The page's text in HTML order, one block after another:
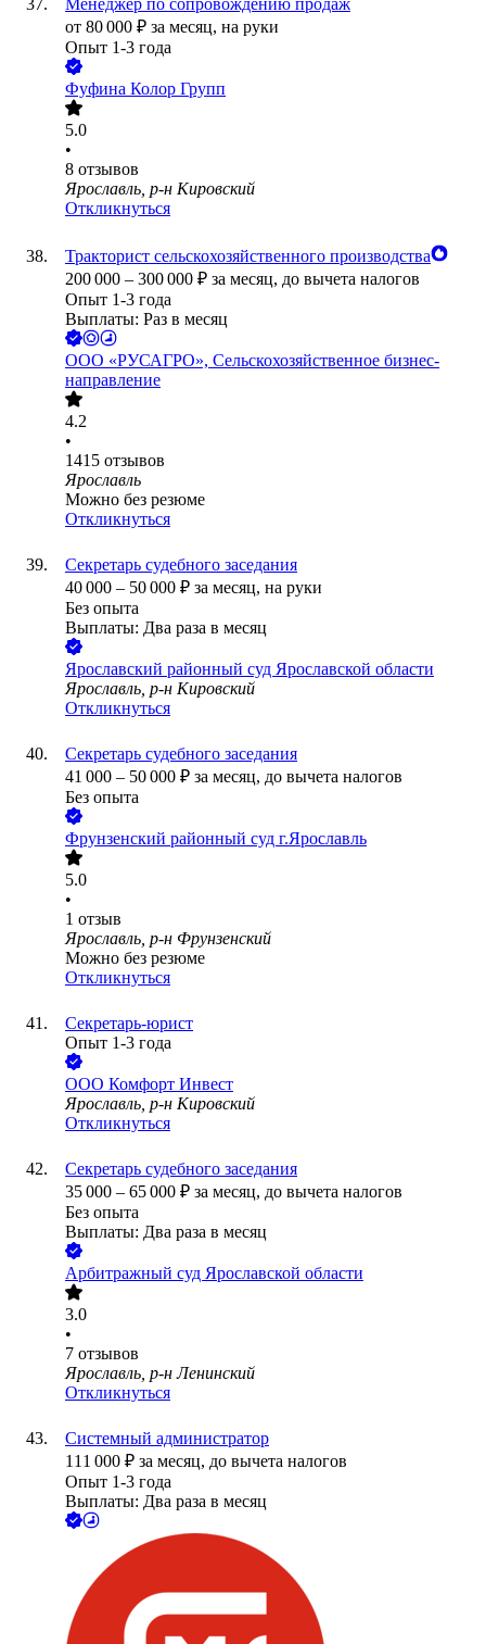
Менеджер по сопровождению продаж
от 80 000 ₽ за месяц, на руки
Опыт 1-3 года
Фуфина Колор Групп
5.0
•
8 отзывов
Ярославль, р-н Кировский
Откликнуться
Тракторист сельскохозяйственного производства
200 000 – 300 000 ₽ за месяц, до вычета налогов
Опыт 1-3 года
Выплаты: Раз в месяц
ООО «РУСАГРО», Сельскохозяйственное бизнес-
направление
4.2
•
1415 отзывов
Ярославль
Можно без резюме
Откликнуться
Секретарь судебного заседания
40 000 – 50 000 ₽ за месяц, на руки
Без опыта
Выплаты: Два раза в месяц
Ярославский районный суд Ярославской области
Ярославль, р-н Кировский
Откликнуться
Секретарь судебного заседания
41 000 – 50 000 ₽ за месяц, до вычета налогов
Без опыта
Фрунзенский районный суд г.Ярославль
5.0
•
1 отзыв
Ярославль, р-н Фрунзенский
Можно без резюме
Откликнуться
Секретарь-юрист
Опыт 1-3 года
ООО Комфорт Инвест
Ярославль, р-н Кировский
Откликнуться
Секретарь судебного заседания
35 000 – 65 000 ₽ за месяц, до вычета налогов
Без опыта
Выплаты: Два раза в месяц
Арбитражный суд Ярославской области
3.0
•
7 отзывов
Ярославль, р-н Ленинский
Откликнуться
Системный администратор
111 000 ₽ за месяц, до вычета налогов
Опыт 1-3 года
Выплаты: Два раза в месяц